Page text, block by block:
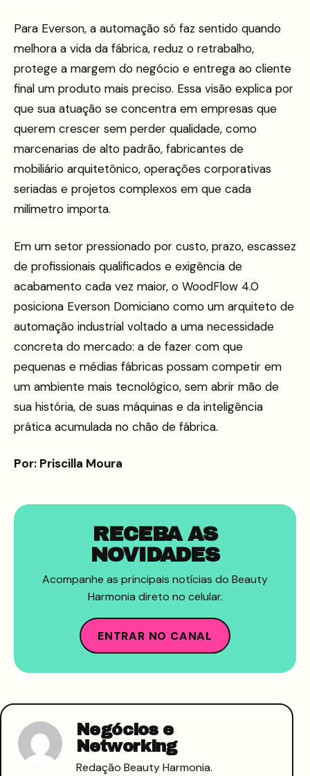
Para Everson, a automação só faz sentido quando
melhora a vida da fábrica, reduz o retrabalho,
protege a margem do negócio e entrega ao cliente
final um produto mais preciso. Essa visão explica por
que sua atuação se concentra em empresas que
querem crescer sem perder qualidade, como
marcenarias de alto padrão, fabricantes de
mobiliário arquitetônico, operações corporativas
seriadas e projetos complexos em que cada
milímetro importa.
Em um setor pressionado por custo, prazo, escassez
de profissionais qualificados e exigência de
acabamento cada vez maior, o WoodFlow 4.0
posiciona Everson Domiciano como um arquiteto de
automação industrial voltado a uma necessidade
concreta do mercado: a de fazer com que
pequenas e médias fábricas possam competir em
um ambiente mais tecnológico, sem abrir mão de
sua história, de suas máquinas e da inteligência
prática acumulada no chão de fábrica.
Por: Priscilla Moura
RECEBA AS
NOVIDADES
Acompanhe as principais notícias do Beauty
Harmonia direto no celular.
ENTRAR NO CANAL
Negócios e
Networking
Redação Beauty Harmonia.